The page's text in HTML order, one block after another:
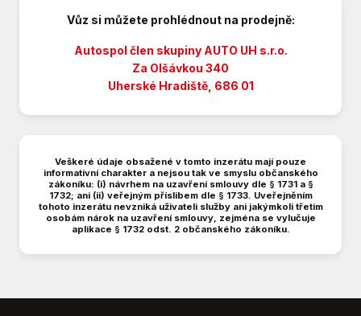
Parkovací senzory zadní
Plnohodnotné rezervní kolo
Plní 'EURO VI'
Posilovač řízení
Senzor tlaku v pneumatikách
Stabilizace podvozku (ESP)
Tažné zařízení
Tempomat
10973
Vůz si můžete prohlédnout na prodejně:
Autospol člen skupiny AUTO UH s.r.o.
Za Olšávkou 340
Uherské Hradiště, 686 01
Veškeré údaje obsažené v tomto inzerátu mají pouze
informativní charakter a nejsou tak ve smyslu občanského
zákoníku: (i) návrhem na uzavření smlouvy dle § 1731 a §
1732; ani (ii) veřejným příslibem dle § 1733. Uveřejněním
tohoto inzerátu nevzniká uživateli služby ani jakýmkoli třetím
osobám nárok na uzavření smlouvy, zejména se vylučuje
aplikace § 1732 odst. 2 občanského zákoníku.